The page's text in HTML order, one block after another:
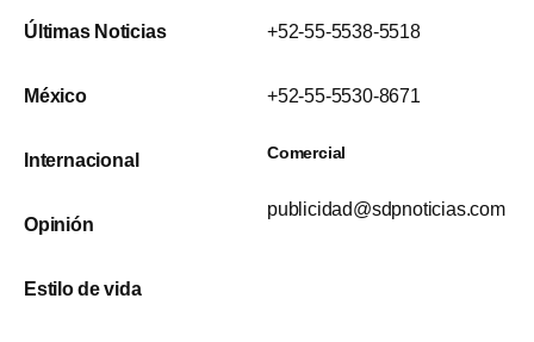
Últimas Noticias
México
Internacional
Opinión
Estilo de vida
+52-55-5538-5518
+52-55-5530-8671
Comercial
publicidad@sdpnoticias.com